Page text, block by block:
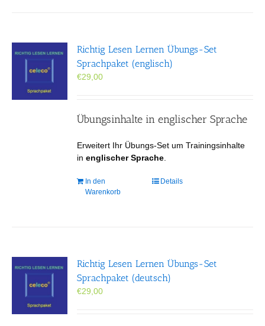
Richtig Lesen Lernen Übungs-Set
Sprachpaket (englisch)
€29,00
Übungsinhalte in englischer Sprache
Erweitert Ihr Übungs-Set um Trainingsinhalte
inenglischer Sprache
In den
Warenkorb
Details
Richtig Lesen Lernen Übungs-Set
Sprachpaket (deutsch)
€29,00